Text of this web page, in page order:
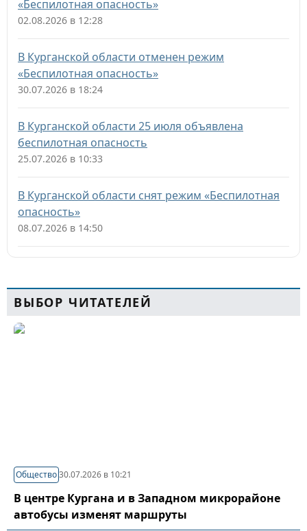
«Беспилотная опасность»
02.08.2026 в 12:28
В Курганской области отменен режим
«Беспилотная опасность»
30.07.2026 в 18:24
В Курганской области 25 июля объявлена
беспилотная опасность
25.07.2026 в 10:33
В Курганской области снят режим «Беспилотная
опасность»
08.07.2026 в 14:50
ВЫБОР ЧИТАТЕЛЕЙ
Общество30.07.2026 в 10:21
В центре Кургана и в Западном микрорайоне
автобусы изменят маршруты